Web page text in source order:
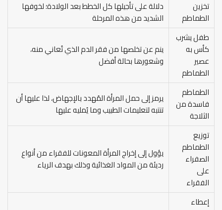
تخزين
الطماطم
دلالة على تأجيلها كل الخطط بعد الولادة؛ لخوفها
الشديد من هذه المرحلة
طفل يشرب
كأس به
عصير
الطماطم
ينم عن تخلصها من فقر الدم الذي تُعاني منه،
وشعورها بحالة أفضل
الطماطم
فاسدة من
الثلاجة
يرمز إلى حمل المرأة المُهدد بالإجهاض، لذا عليها أن
تنتبه لتعليمات الطبيب وما يُمليه عليها
توزيع
الطماطم
الصفراء
على
الفقراء
يؤول إلى إخراج المرأة المعونات للفقراء من أنواع
رديئة من المواد الغذائية وذلك بهدف الرياء
إعطاء